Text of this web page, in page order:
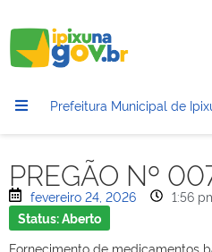
Prefeitura Municipal de
PREGÃO Nº
fevereiro 24, 2026
1:56
Status: Aberto
Fornecimento de medicamentos